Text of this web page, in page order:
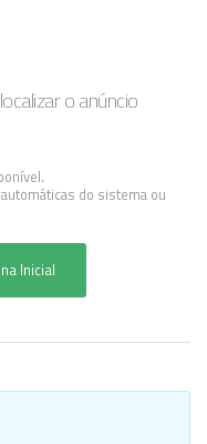
o anúncio
do sistema ou
Inicial